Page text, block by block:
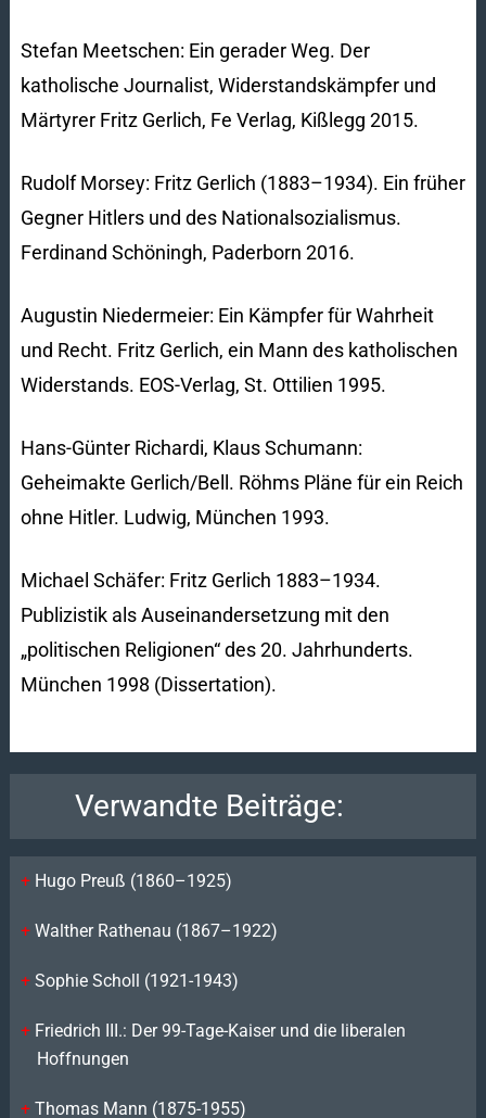
Stefan Meetschen: Ein gerader Weg. Der
katholische Journalist, Widerstandskämpfer und
Märtyrer Fritz Gerlich, Fe Verlag, Kißlegg 2015.
Rudolf Morsey: Fritz Gerlich (1883–1934). Ein früher
Gegner Hitlers und des Nationalsozialismus.
Ferdinand Schöningh, Paderborn 2016.
Augustin Niedermeier: Ein Kämpfer für Wahrheit
und Recht. Fritz Gerlich, ein Mann des katholischen
Widerstands. EOS-Verlag, St. Ottilien 1995.
Hans-Günter Richardi, Klaus Schumann:
Geheimakte Gerlich/Bell. Röhms Pläne für ein Reich
ohne Hitler. Ludwig, München 1993.
Michael Schäfer: Fritz Gerlich 1883–1934.
Publizistik als Auseinandersetzung mit den
„politischen Religionen“ des 20. Jahrhunderts.
München 1998 (Dissertation).
Verwandte Beiträge:
Hugo Preuß (1860–1925)
Walther Rathenau (1867–1922)
Sophie Scholl (1921-1943)
Friedrich III.: Der 99-Tage-Kaiser und die liberalen
Hoffnungen
Thomas Mann (1875-1955)